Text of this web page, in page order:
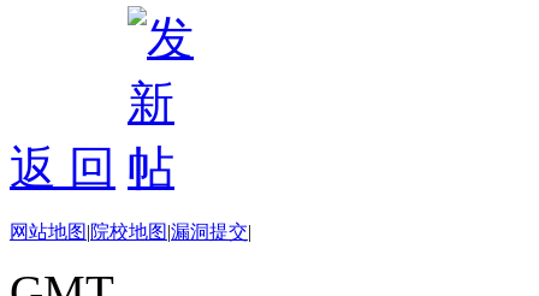
返 回
网站地图|院校地图|漏洞提交|